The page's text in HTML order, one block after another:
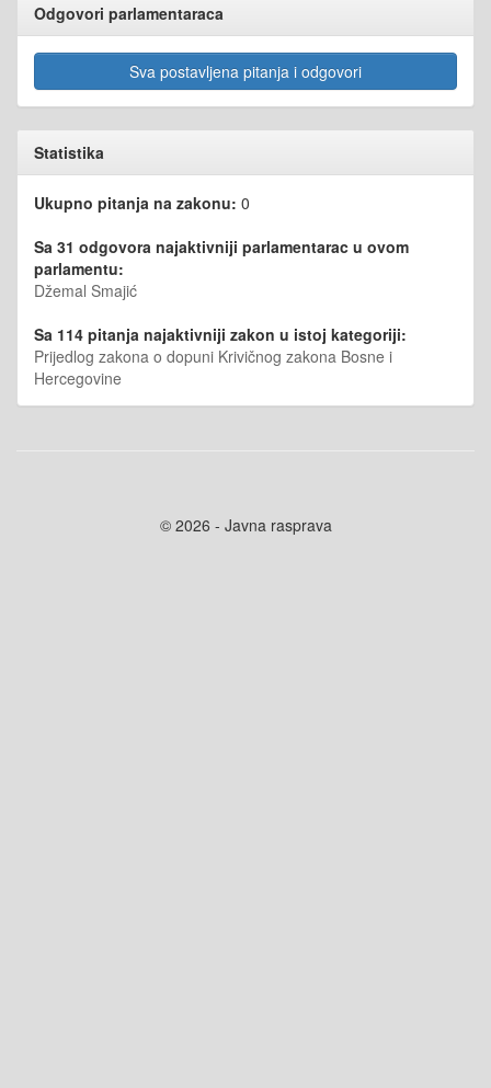
Odgovori parlamentaraca
Sva postavljena pitanja i odgovori
Statistika
Ukupno pitanja na zakonu: 0
Sa 31 odgovora najaktivniji parlamentarac u ovom
parlamentu:
Džemal Smajić
Sa 114 pitanja najaktivniji zakon u istoj kategoriji:
Prijedlog zakona o dopuni Krivičnog zakona Bosne i
Hercegovine
© 2026 - Javna rasprava